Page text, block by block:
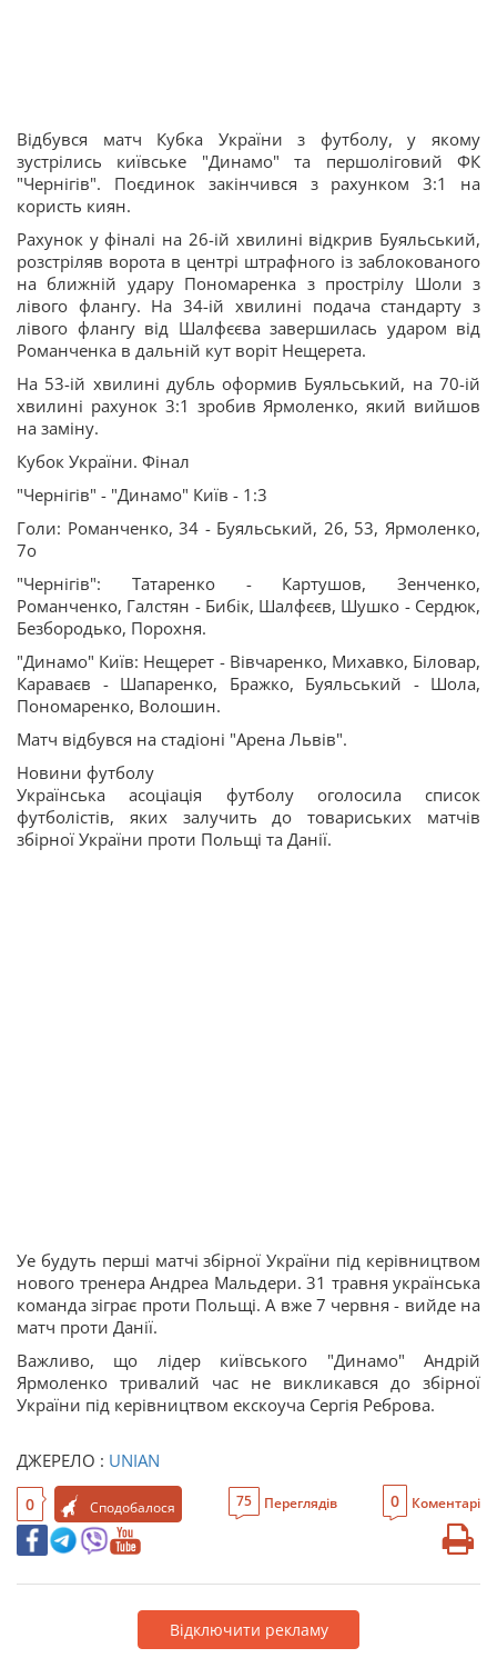
Відбувся матч Кубка України з футболу, у якому
зустрілись київське "Динамо" та першоліговий ФК
"Чернігів". Поєдинок закінчився з рахунком 3:1 на
користь киян.
Рахунок у фіналі на 26-ій хвилині відкрив Буяльський,
розстріляв ворота в центрі штрафного із заблокованого
на ближній удару Пономаренка з прострілу Шоли з
лівого флангу. На 34-ій хвилині подача стандарту з
лівого флангу від Шалфєєва завершилась ударом від
Романченка в дальній кут воріт Нещерета.
На 53-ій хвилині дубль оформив Буяльський, на 70-ій
хвилині рахунок 3:1 зробив Ярмоленко, який вийшов
на заміну.
Кубок України. Фінал
"Чернігів" - "Динамо" Київ - 1:3
Голи: Романченко, 34 - Буяльський, 26, 53, Ярмоленко,
7о
"Чернігів": Татаренко - Картушов, Зенченко,
Романченко, Галстян - Бибік, Шалфєєв, Шушко - Сердюк,
Безбородько, Порохня.
"Динамо" Київ: Нещерет - Вівчаренко, Михавко, Біловар,
Караваєв - Шапаренко, Бражко, Буяльський - Шола,
Пономаренко, Волошин.
Матч відбувся на стадіоні "Арена Львів".
Новини футболу
Українська асоціація футболу оголосила список
футболістів, яких залучить до товариських матчів
збірної України проти Польщі та Данії.
Уе будуть перші матчі збірної України під керівництвом
нового тренера Андреа Мальдери. 31 травня українська
команда зіграє проти Польщі. А вже 7 червня - вийде на
матч проти Данії.
Важливо, що лідер київського "Динамо" Андрій
Ярмоленко тривалий час не викликався до збірної
України під керівництвом екскоуча Сергія Реброва.
ДЖЕРЕЛО : UNIAN
0 Сподобалося 75 Переглядів 0 Коментарі
Відключити рекламу